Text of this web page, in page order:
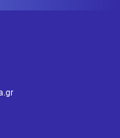
των Ναζί
για την εμφάνισή